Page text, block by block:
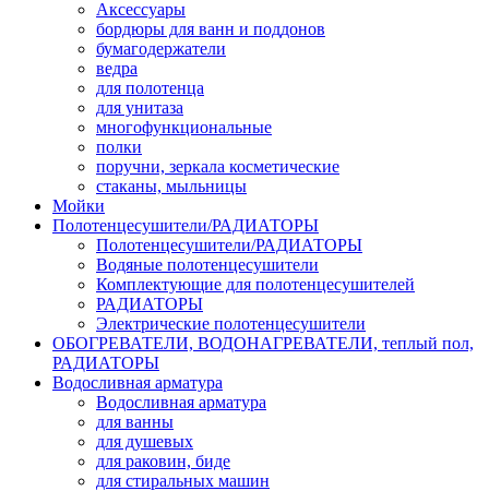
Аксессуары
бордюры для ванн и поддонов
бумагодержатели
ведра
для полотенца
для унитаза
многофункциональные
полки
поручни, зеркала косметические
стаканы, мыльницы
Мойки
Полотенцесушители/РАДИАТОРЫ
Полотенцесушители/РАДИАТОРЫ
Водяные полотенцесушители
Комплектующие для полотенцесушителей
РАДИАТОРЫ
Электрические полотенцесушители
ОБОГРЕВАТЕЛИ, ВОДОНАГРЕВАТЕЛИ, теплый пол,
РАДИАТОРЫ
Водосливная арматура
Водосливная арматура
для ванны
для душевых
для раковин, биде
для стиральных машин